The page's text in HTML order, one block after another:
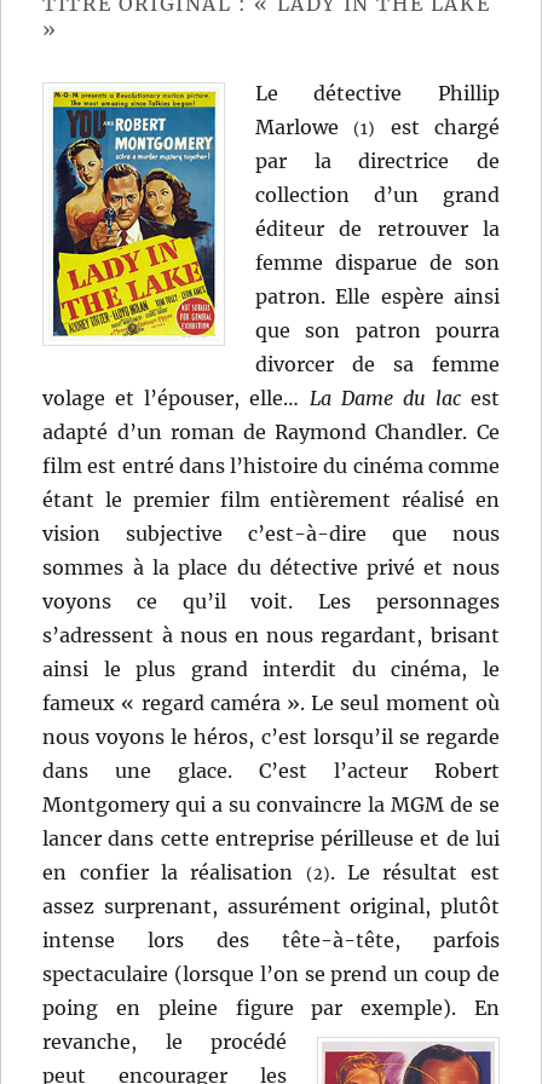
»
Le détective Phillip
Marlowe(1)
est chargé
par la directrice de
collection d’un grand
éditeur de retrouver la
femme disparue de son
patron. Elle espère ainsi
que son patron pourra
divorcer de sa femme
volage et l’épouser, elle… La Dame du lacest
adapté d’un roman de Raymond Chandler. Ce
film est entré dans l’histoire du cinéma comme
étant le premier film entièrement réalisé en
vision subjective c’est-à-dire que nous
sommes à la place du détective privé et nous
voyons ce qu’il voit. Les personnages
s’adressent à nous en nous regardant, brisant
ainsi le plus grand interdit du cinéma, le
fameux « regard caméra ». Le seul moment où
nous voyons le héros, c’est lorsqu’il se regarde
dans une glace. C’est l’acteur Robert
Montgomery qui a su convaincre la MGM de se
lancer dans cette entreprise périlleuse et de lui
en confier la réalisation
(2). Le résultat est
assez surprenant, assurément original, plutôt
intense lors des tête-à-tête, parfois
spectaculaire (lorsque l’on se prend un coup de
poing en pleine figure par exemple). En
revanche, le procédé
peut encourager les